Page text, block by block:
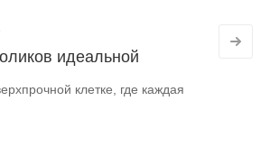
идеальной
клетке, где каждая